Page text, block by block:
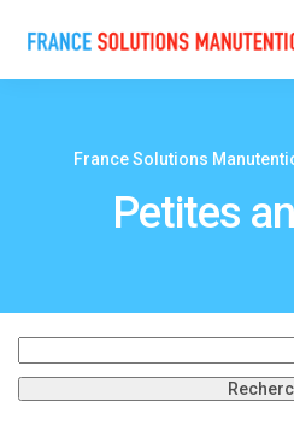
France Solutions
Petites
Rechercher: